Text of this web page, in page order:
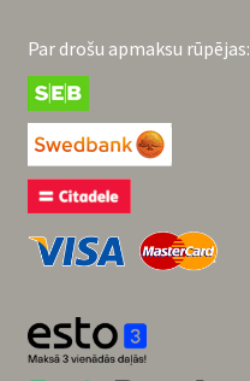
Par drošu apmaksu rūpējas: